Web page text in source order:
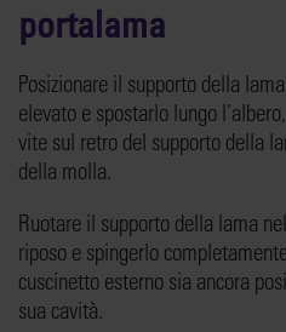
portalama
Posizionare il supporto della
elevato e spostarlo lungo
vite sul retro del supporto della
della molla.
Ruotare il supporto della lama
riposo e spingerlo
cuscinetto esterno sia ancora
sua cavità.